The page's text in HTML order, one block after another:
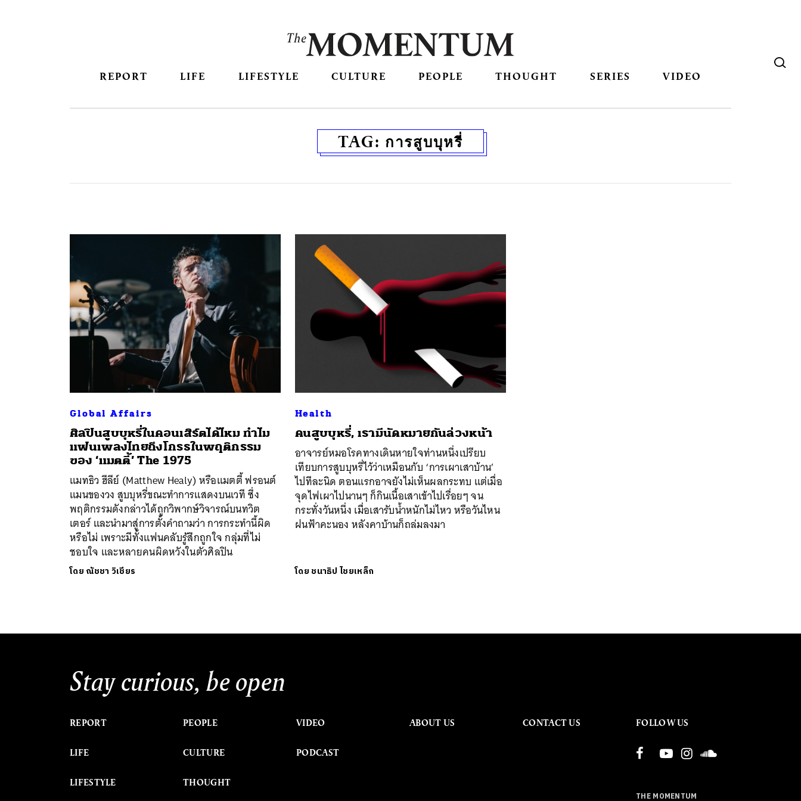
REPORT LIFE LIFESTYLE CULTURE PEOPLE THOUGHT SERIES VIDEO
TAG: การสูบบุหรี่
Global Affairs
ศิลปินสูบบุหรี่ในคอนเสิร์ตได้ไหม ทำไม
แฟนเพลงไทยถึงโกรธในพฤติกรรม
ของ ‘แมตตี้’ The 1975
แมทธิว ฮีลีย์ (Matthew Healy) หรือแมตตี้ ฟรอนต์
แมนของวง สูบบุหรี่ขณะทำการแสดงบนเวที ซึ่ง
พฤติกรรมดังกล่าวได้ถูกวิพากษ์วิจารณ์บนทวิต
เตอร์ และนำมาสู่การตั้งคำถามว่า การกระทำนี้ผิด
หรือไม่ เพราะมีทั้งแฟนคลับรู้สึกถูกใจ กลุ่มที่ไม่
ชอบใจ และหลายคนผิดหวังในตัวศิลปิน
โดย ณัชชา วิเชียร
Health
คนสูบบุหรี่, เรามีนัดหมายกันล่วงหน้า
อาจารย์หมอโรคทางเดินหายใจท่านหนึ่งเปรียบ
เทียบการสูบบุหรี่ไว้ว่าเหมือนกับ ‘การเผาเสาบ้าน’
ไปทีละนิด ตอนแรกอาจยังไม่เห็นผลกระทบ แต่เมื่อ
จุดไฟเผาไปนานๆ ก็กินเนื้อเสาเข้าไปเรื่อยๆ จน
กระทั่งวันหนึ่ง เมื่อเสารับน้ำหนักไม่ไหว หรือวันไหน
ฝนฟ้าคะนอง หลังคาบ้านก็ถล่มลงมา
โดย ชนาธิป ไชยเหล็ก
Stay curious, be open
REPORT
LIFE
LIFESTYLE
PEOPLE
CULTURE
THOUGHT
VIDEO
PODCAST
ABOUT US CONTACT US FOLLOW US
THE MOMENTUM
SHARE TWEET LINE EMAIL